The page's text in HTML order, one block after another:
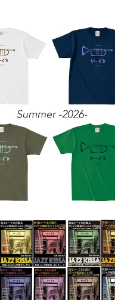
Tシャツ[2026]